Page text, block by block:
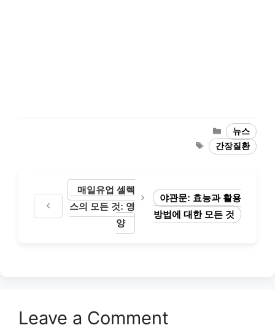
Categories
뉴스
Tags간장질환
매일유업 셀렉
스의 모든 것: 영
양
야관문: 효능과 활용
방법에 대한 모든 것
Leave a Comment